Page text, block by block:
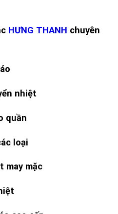
HƯNG THANH chuyên
nhiệt
quần
loại
may mặc